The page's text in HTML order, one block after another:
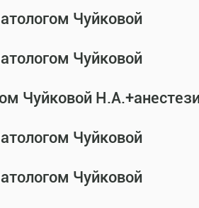
Чуйковой
Чуйковой
Чуйковой
Чуйковой
Чуйковой